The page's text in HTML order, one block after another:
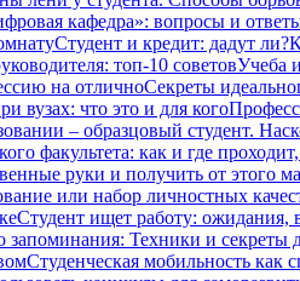
кафедра»: вопросы и
Студент и кредит: дадут ли?
топ-10 советовУчеба
на отличноСекреты
вузах: что это и для кого
– образцовый студент.
факультета: как и где
руки и получить от этого
или набор личностных
Студент ищет работу: ожидания,
запоминания: Техники и секреты
Студенческая мобильность как